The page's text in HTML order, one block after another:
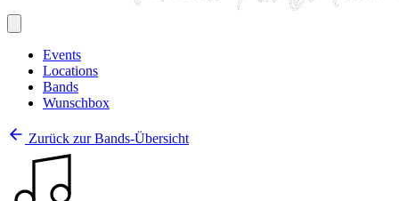
Events
Locations
Bands
Wunschbox
Zurück zur Bands-Übersicht